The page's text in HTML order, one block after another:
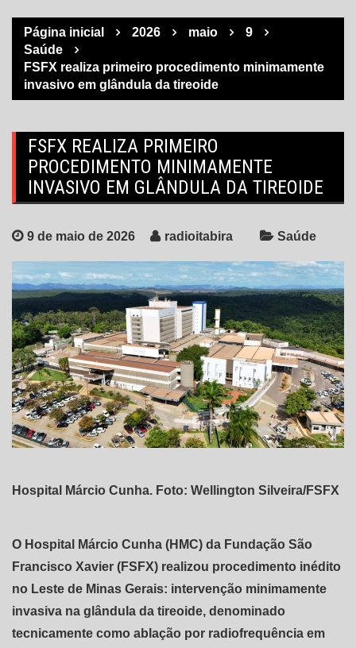
Página inicial 2026 maio
9
Saúde
FSFX realiza primeiro procedimento minimamente
invasivo em glândula da tireoide
FSFX REALIZA PRIMEIRO
PROCEDIMENTO MINIMAMENTE
INVASIVO EM GLÂNDULA DA TIREOIDE
9 de maio de 2026 radioitabira Saúde
Hospital Márcio Cunha. Foto: Wellington Silveira/FSFX
O Hospital Márcio Cunha (HMC) da Fundação São
Francisco Xavier (FSFX) realizou procedimento inédito
no Leste de Minas Gerais: intervenção minimamente
invasiva na glândula da tireoide, denominado
tecnicamente como ablação por radiofrequência em